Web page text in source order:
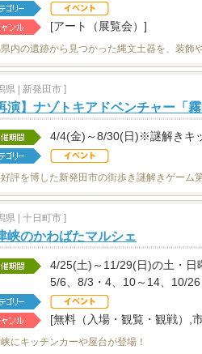
[アート（展覧会）]
内の遺跡から見つかった縄文土器を、装飾
県 新発田市 ]
演】ナゾトキアドベンチャー「
4/4(金)～8/30(日)※謎解きキ
評を博した新発田市の街歩き謎解きゲーム
県 十日町市 ]
峡のかわばたマルシェ
4/25(土)～11/29(日)の土・日
5/6、8/3・4、10～14、10/
[無料（入場・観覧・観戦）,
にキッチンカーや屋台が登場！